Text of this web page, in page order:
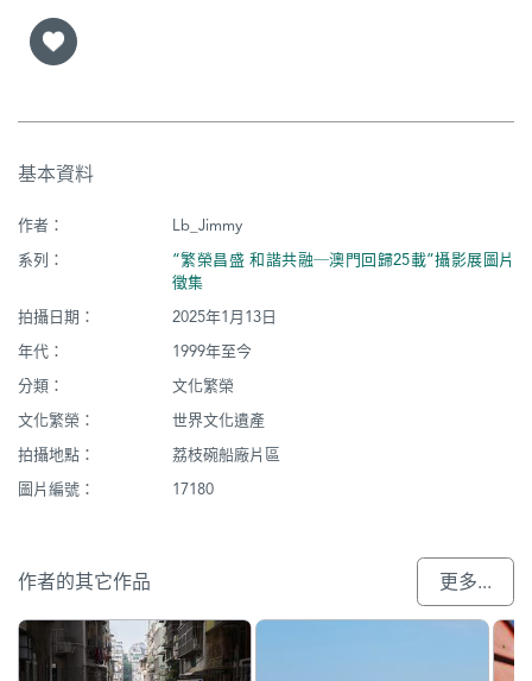
堂
街
市
基本資料
作者：
Lb_Jimmy
系列：
“繁榮昌盛 和諧共融─澳門回歸25載”攝影展圖片
徵集
拍攝日期：
2025年1月13日
年代：
1999年至今
分類：
文化繁榮
文化繁榮：
世界文化遺產
拍攝地點：
荔枝碗船廠片區
圖片編號：
17180
作者的其它作品 更多...